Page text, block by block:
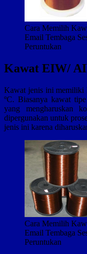
Cara Memilih
Email Tembaga
Peruntukan
Kawat EIW/
Kawat jenis ini memiliki
ºC. Biasanya kawat
yang mengharuskan
dipergunakan untuk
jenis ini karena
Cara Memilih
Email Tembaga
Peruntukan